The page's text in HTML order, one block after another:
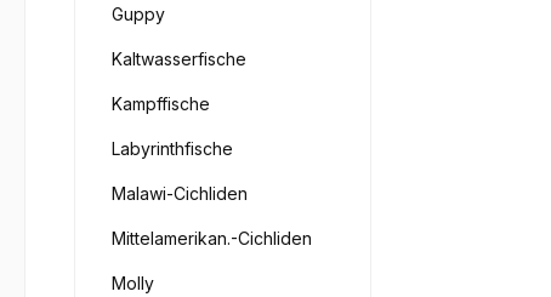
Guppy
Kaltwasserfische
Kampffische
Labyrinthfische
Malawi-Cichliden
Mittelamerikan.-Cichliden
Molly